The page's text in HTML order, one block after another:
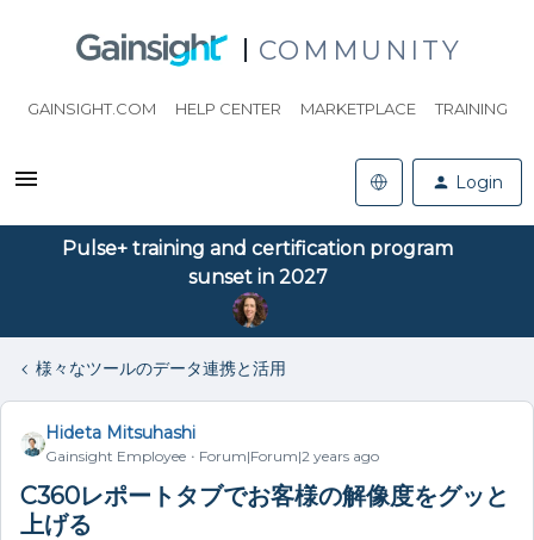
COMMUNITY
GAINSIGHT.COM HELP CENTER MARKETPLACE TRAINING
Login
Pulse+ training and certification program
sunset in 2027
様々なツールのデータ連携と活用
Hideta Mitsuhashi
Gainsight Employee Forum|Forum|2 years ago
C360レポートタブでお客様の解像度をグッと
上げる